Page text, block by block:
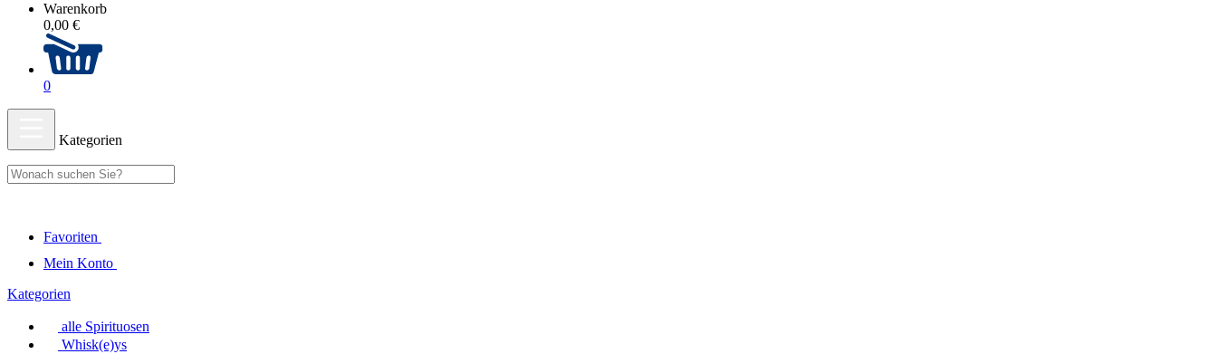
Warenkorb
0,00 €
0
Kategorien
Favoriten
Mein Konto
Kategorien
alle Spirituosen
Whisk(e)ys